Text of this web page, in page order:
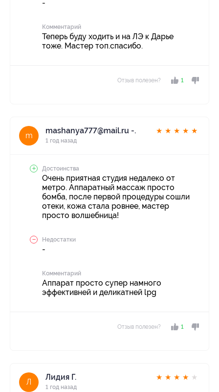
-
Комментарий
Теперь буду ходить и на ЛЭ к Дарье
тоже. Мастер топ.спасибо.
Отзыв полезен? 1
m
mashanya777@mail.ru -.
1 год назад
★ ★ ★ ★ ★
Достоинства
Очень приятная студия недалеко от
метро. Аппаратный массаж просто
бомба, после первой процедуры сошли
отеки, кожа стала ровнее, мастер
просто волшебница!
Недостатки
-
Комментарий
Аппарат просто супер намного
эффективней и деликатней lpg
Отзыв полезен? 1
Л
Лидия Г.
1 год назад
★ ★ ★ ★ ★